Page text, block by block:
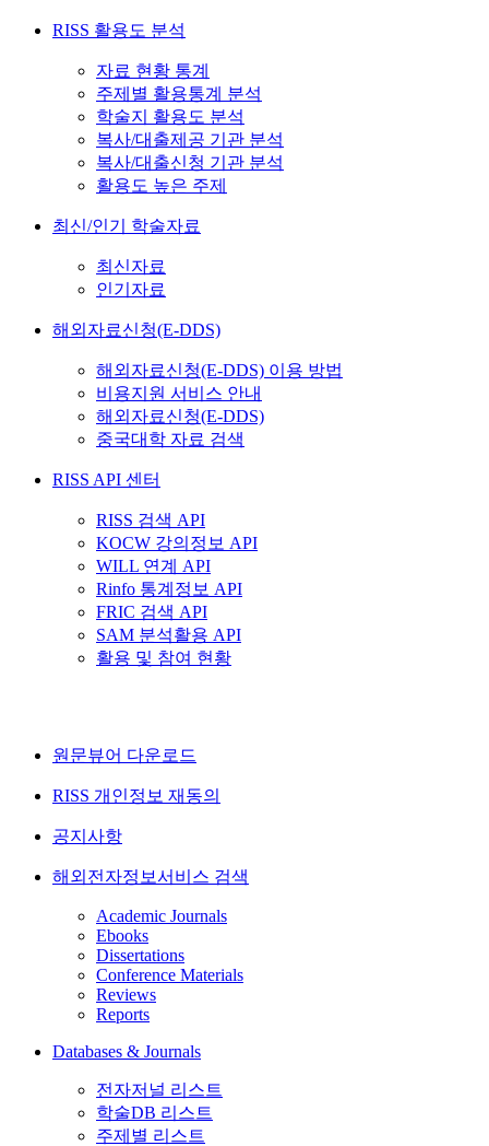
RISS 활용도 분석
자료 현황 통계
주제별 활용통계 분석
학술지 활용도 분석
복사/대출제공 기관 분석
복사/대출신청 기관 분석
활용도 높은 주제
최신/인기 학술자료
최신자료
인기자료
해외자료신청(E-DDS)
해외자료신청(E-DDS) 이용 방법
비용지원 서비스 안내
해외자료신청(E-DDS)
중국대학 자료 검색
RISS API 센터
RISS 검색 API
KOCW 강의정보 API
WILL 연계 API
Rinfo 통계정보 API
FRIC 검색 API
SAM 분석활용 API
활용 및 참여 현황
원문뷰어 다운로드
RISS 개인정보 재동의
공지사항
해외전자정보서비스 검색
Academic Journals
Ebooks
Dissertations
Conference Materials
Reviews
Reports
Databases & Journals
전자저널 리스트
학술DB 리스트
주제별 리스트